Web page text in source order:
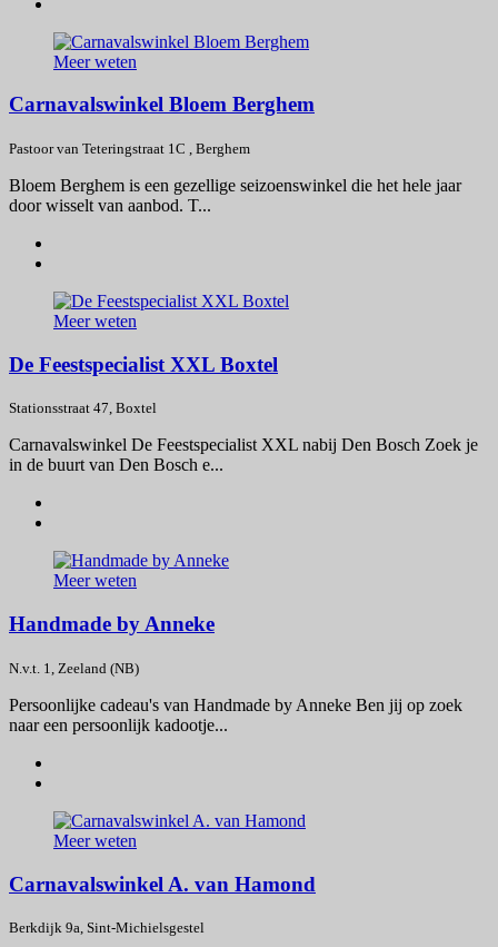
Meer weten
Carnavalswinkel Bloem Berghem
Pastoor van Teteringstraat 1C , Berghem
Bloem Berghem is een gezellige seizoenswinkel die het hele jaar
door wisselt van aanbod. T...
Meer weten
De Feestspecialist XXL Boxtel
Stationsstraat 47, Boxtel
Carnavalswinkel De Feestspecialist XXL nabij Den Bosch Zoek je
in de buurt van Den Bosch e...
Meer weten
Handmade by Anneke
N.v.t. 1, Zeeland (NB)
Persoonlijke cadeau's van Handmade by Anneke Ben jij op zoek
naar een persoonlijk kadootje...
Meer weten
Carnavalswinkel A. van Hamond
Berkdijk 9a, Sint-Michielsgestel